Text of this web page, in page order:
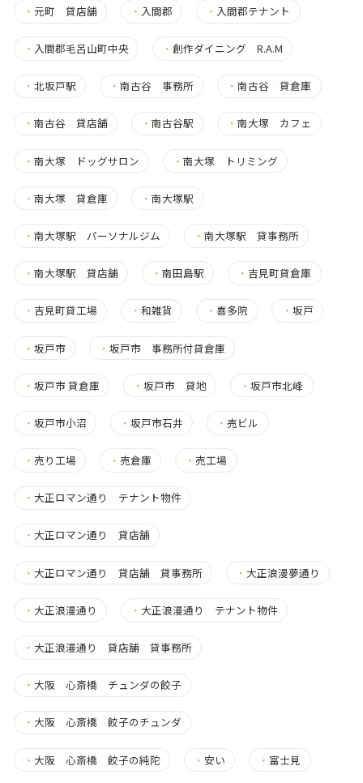
・ 元町 貸店舗 ・ 入間郡 ・ 入間郡テナント
・ 入間郡毛呂山町中央 ・創作ダイニング R.A.M
・ 北坂戸駅 ・南古谷 事務所 ・南古谷 貸倉庫
・ 南古谷 貸店舗 ・南古谷駅 ・南大塚 カフェ
・ 南大塚 ドッグサロン ・南大塚 トリミング
・ 南大塚 貸倉庫 ・南大塚駅
・ 南大塚駅 パーソナルジム ・南大塚駅 貸事務所
・ 南大塚駅 貸店舗 ・南田島駅 ・ 吉見町貸倉庫
・ 吉見町貸工場 ・和雑貨 ・喜多院 ・ 坂戸
・ 坂戸市 ・坂戸市 事務所付貸倉庫
・ 坂戸市 貸倉庫 ・坂戸市 貸地 ・坂戸市北峰
・ 坂戸市小沼 ・坂戸市石井 ・ 売ビル
・ 売り工場 ・ 売倉庫 ・ 売工場
・ 大正ロマン通り テナント物件
・ 大正ロマン通り 貸店舗
・ 大正ロマン通り 貸店舗 貸事務所 ・ 大正浪漫夢通り
・ 大正浪漫通り ・ 大正浪漫通り テナント物件
・ 大正浪漫通り 貸店舗 貸事務所
・ 大阪 心斎橋 チュンダの餃子
・ 大阪 心斎橋 餃子のチュンダ
・ 大阪 心斎橋 餃子の純陀 ・安い ・ 富士見